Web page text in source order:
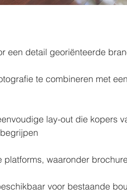
een detail georiënteerde
te combineren met
lay-out die kopers
waaronder
voor bestaande